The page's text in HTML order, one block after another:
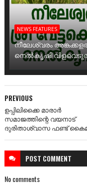
NEWS FEATURES
നീലേശ്വരം
നെൽകൃഷി
PREVIOUS
ഉപ്പിലിക്കൈ മാരാർ
സമാജത്തിന്റെ വയനാട്
ദുരിതാശ്വാസ ഫണ്ട്
POST COMMENT
No comments